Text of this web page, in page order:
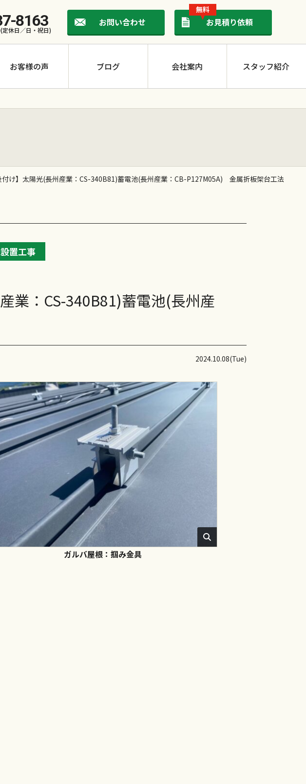
8163
休日／日・祝日)
お問い合わせ
無料
お見積り依頼
長州産業 CS-390N11
CanadianSolar CS6.2-48TM-465
CanadianSolar CS6.2-32TM-310
オール電化・他
長州産業 スマートPVエボ
蓄電池 ニチコン EVパワーステーション
お客様の声 ブログ 会社案内 スタッフ紹介
け】太陽光(長州産業：CS-340B81)蓄電池(長州産業：CB-P127M05A) 金属折板架台工法
置工事
：CS-340B81)蓄電池(長州産
2024.10.08(Tue)
ガルバ屋根：掴み金具